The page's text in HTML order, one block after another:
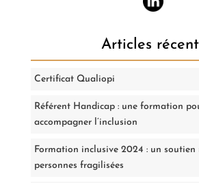
Articles
Certificat Qualiopi
Référent Handicap : une formation
accompagner l’inclusion
Formation inclusive 2024 : un soutien
personnes fragilisées